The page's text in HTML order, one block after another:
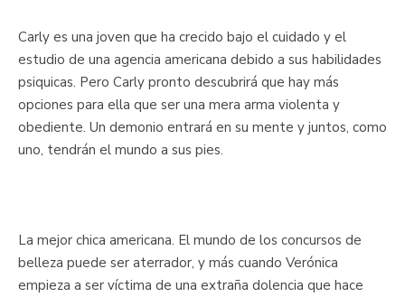
Carly es una joven que ha crecido bajo el cuidado y el
estudio de una agencia americana debido a sus habilidades
psiquicas. Pero Carly pronto descubrirá que hay más
opciones para ella que ser una mera arma violenta y
obediente. Un demonio entrará en su mente y juntos, como
uno, tendrán el mundo a sus pies.
La mejor chica americana. El mundo de los concursos de
belleza puede ser aterrador, y más cuando Verónica
empieza a ser víctima de una extraña dolencia que hace